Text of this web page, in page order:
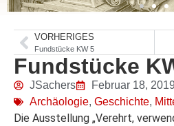
VORHERIGES
Fundstücke KW 5
Fundstücke
JSachers Februar 18, 2019
Archäologie, Geschichte,
Die Ausstellung „Verehrt,